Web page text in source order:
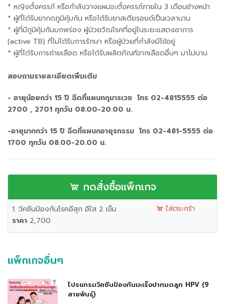
* หญิงตั้งครรภ์ หรือกำลังวางแผนจะตั้งครรภ์ภายใน 3 เดือนข้างหน้า
* ผู้ที่ได้รับยากดภูมิคุ้มกัน หรือได้รับยาสเตียรอยด์เป็นเวลานาน
* ผู้ที่มีภูมิคุ้มกันบกพร่อง ผู้ป่วยวัณโรคที่อยู่ในระยะแสดงอาการ
(active TB) ที่ไม่ได้รับการรักษา หรือผู้ป่วยที่กำลังมีไข้อยู่
* ผู้ที่ได้รับการถ่ายเลือด หรือได้รับผลิตภัณฑ์จากเลือดอื่นๆ มาไม่นาน
สอบถามรายละเอียดเพิ่มเติม
- อายุน้อยกว่า 15 ปี ฉีดที่แผนกกุมารเวช โทร 02-4815555 ต่อ
2700 , 2701 ทุกวัน 08.00-20.00 น.
-อายุมากกว่า 15 ปี ฉีดที่แผนกอายุรกรรม โทร 02-481-5555 ต่อ
1700 ทุกวัน 08.00-20.00 น.
กดสั่งซื้อแพ็กเกจ
1. วัคซีนป้องกันโรคอีสุก อีใส 2 เข็ม
ราคา 2,700
ใส่ตระกร้า
แพ็กเกจอื่นๆ
โปรแกรมวัคซีนป้องกันมะเร็งปากมดลูก HPV (9
สายพันธุ์)